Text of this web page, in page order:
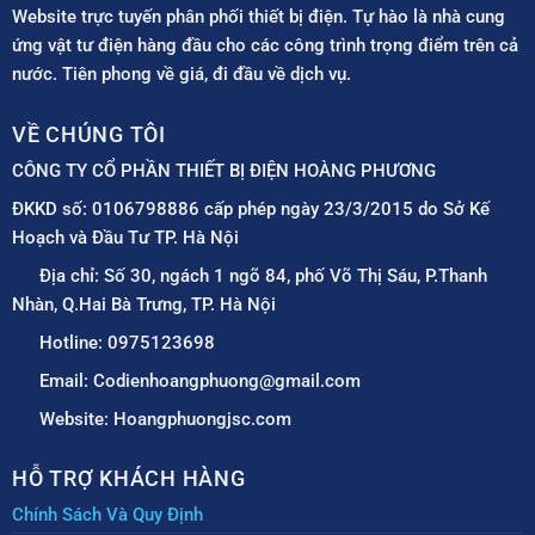
Website trực tuyến phân phối thiết bị điện. Tự hào là nhà cung
ứng vật tư điện hàng đầu cho các công trình trọng điểm trên cả
nước. Tiên phong về giá, đi đầu về dịch vụ.
VỀ CHÚNG TÔI
CÔNG TY CỔ PHẦN THIẾT BỊ ĐIỆN HOÀNG PHƯƠNG
ĐKKD số: 0106798886 cấp phép ngày 23/3/2015 do Sở Kế
Hoạch và Đầu Tư TP. Hà Nội
Địa chỉ: Số 30, ngách 1 ngõ 84, phố Võ Thị Sáu, P.Thanh
Nhàn, Q.Hai Bà Trưng, TP. Hà Nội
Hotline: 0975123698
Email: Codienhoangphuong@gmail.com
Website: Hoangphuongjsc.com
HỖ TRỢ KHÁCH HÀNG
Chính Sách Và Quy Định